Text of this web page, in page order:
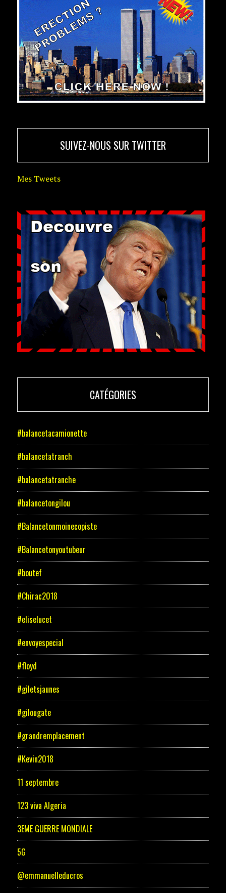
SUIVEZ-NOUS SUR TWITTER
Mes Tweets
CATÉGORIES
#balancetacamionette
#balancetatranch
#balancetatranche
#balancetongilou
#Balancetonmoinecopiste
#Balancetonyoutubeur
#boutef
#Chirac2018
#eliselucet
#envoyespecial
#floyd
#giletsjaunes
#gilougate
#grandremplacement
#Kevin2018
11 septembre
123 viva Algeria
3EME GUERRE MONDIALE
5G
@emmanuelleducros